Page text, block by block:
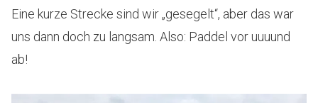
Eine kurze Strecke sind wir „gesegelt“, aber das war
uns dann doch zu langsam. Also: Paddel vor uuuund
ab!